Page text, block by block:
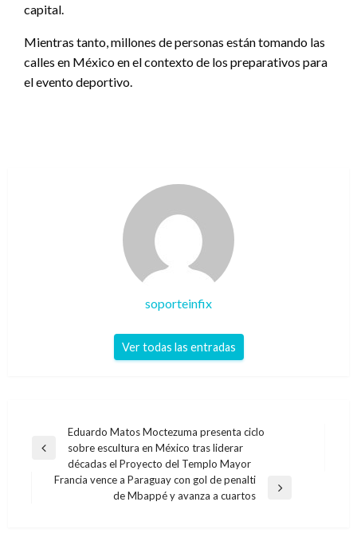
capital.
Mientras tanto, millones de personas están tomando las
calles en México en el contexto de los preparativos para
el evento deportivo.
soporteinfix
Ver todas las entradas
Navegación
de
entradas
Entrada
Eduardo Matos Moctezuma presenta ciclo
sobre escultura en México tras liderar
décadas el Proyecto del Templo Mayor
Francia vence a Paraguay con gol de penalti
de Mbappé y avanza a cuartos